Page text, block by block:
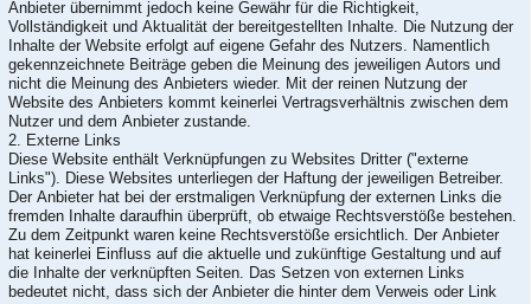
Anbieter übernimmt jedoch keine Gewähr für die Richtigkeit,
Vollständigkeit und Aktualität der bereitgestellten Inhalte. Die Nutzung der
Inhalte der Website erfolgt auf eigene Gefahr des Nutzers. Namentlich
gekennzeichnete Beiträge geben die Meinung des jeweiligen Autors und
nicht die Meinung des Anbieters wieder. Mit der reinen Nutzung der
Website des Anbieters kommt keinerlei Vertragsverhältnis zwischen dem
Nutzer und dem Anbieter zustande.
2. Externe Links
Diese Website enthält Verknüpfungen zu Websites Dritter ("externe
Links"). Diese Websites unterliegen der Haftung der jeweiligen Betreiber.
Der Anbieter hat bei der erstmaligen Verknüpfung der externen Links die
fremden Inhalte daraufhin überprüft, ob etwaige Rechtsverstöße bestehen.
Zu dem Zeitpunkt waren keine Rechtsverstöße ersichtlich. Der Anbieter
hat keinerlei Einfluss auf die aktuelle und zukünftige Gestaltung und auf
die Inhalte der verknüpften Seiten. Das Setzen von externen Links
bedeutet nicht, dass sich der Anbieter die hinter dem Verweis oder Link